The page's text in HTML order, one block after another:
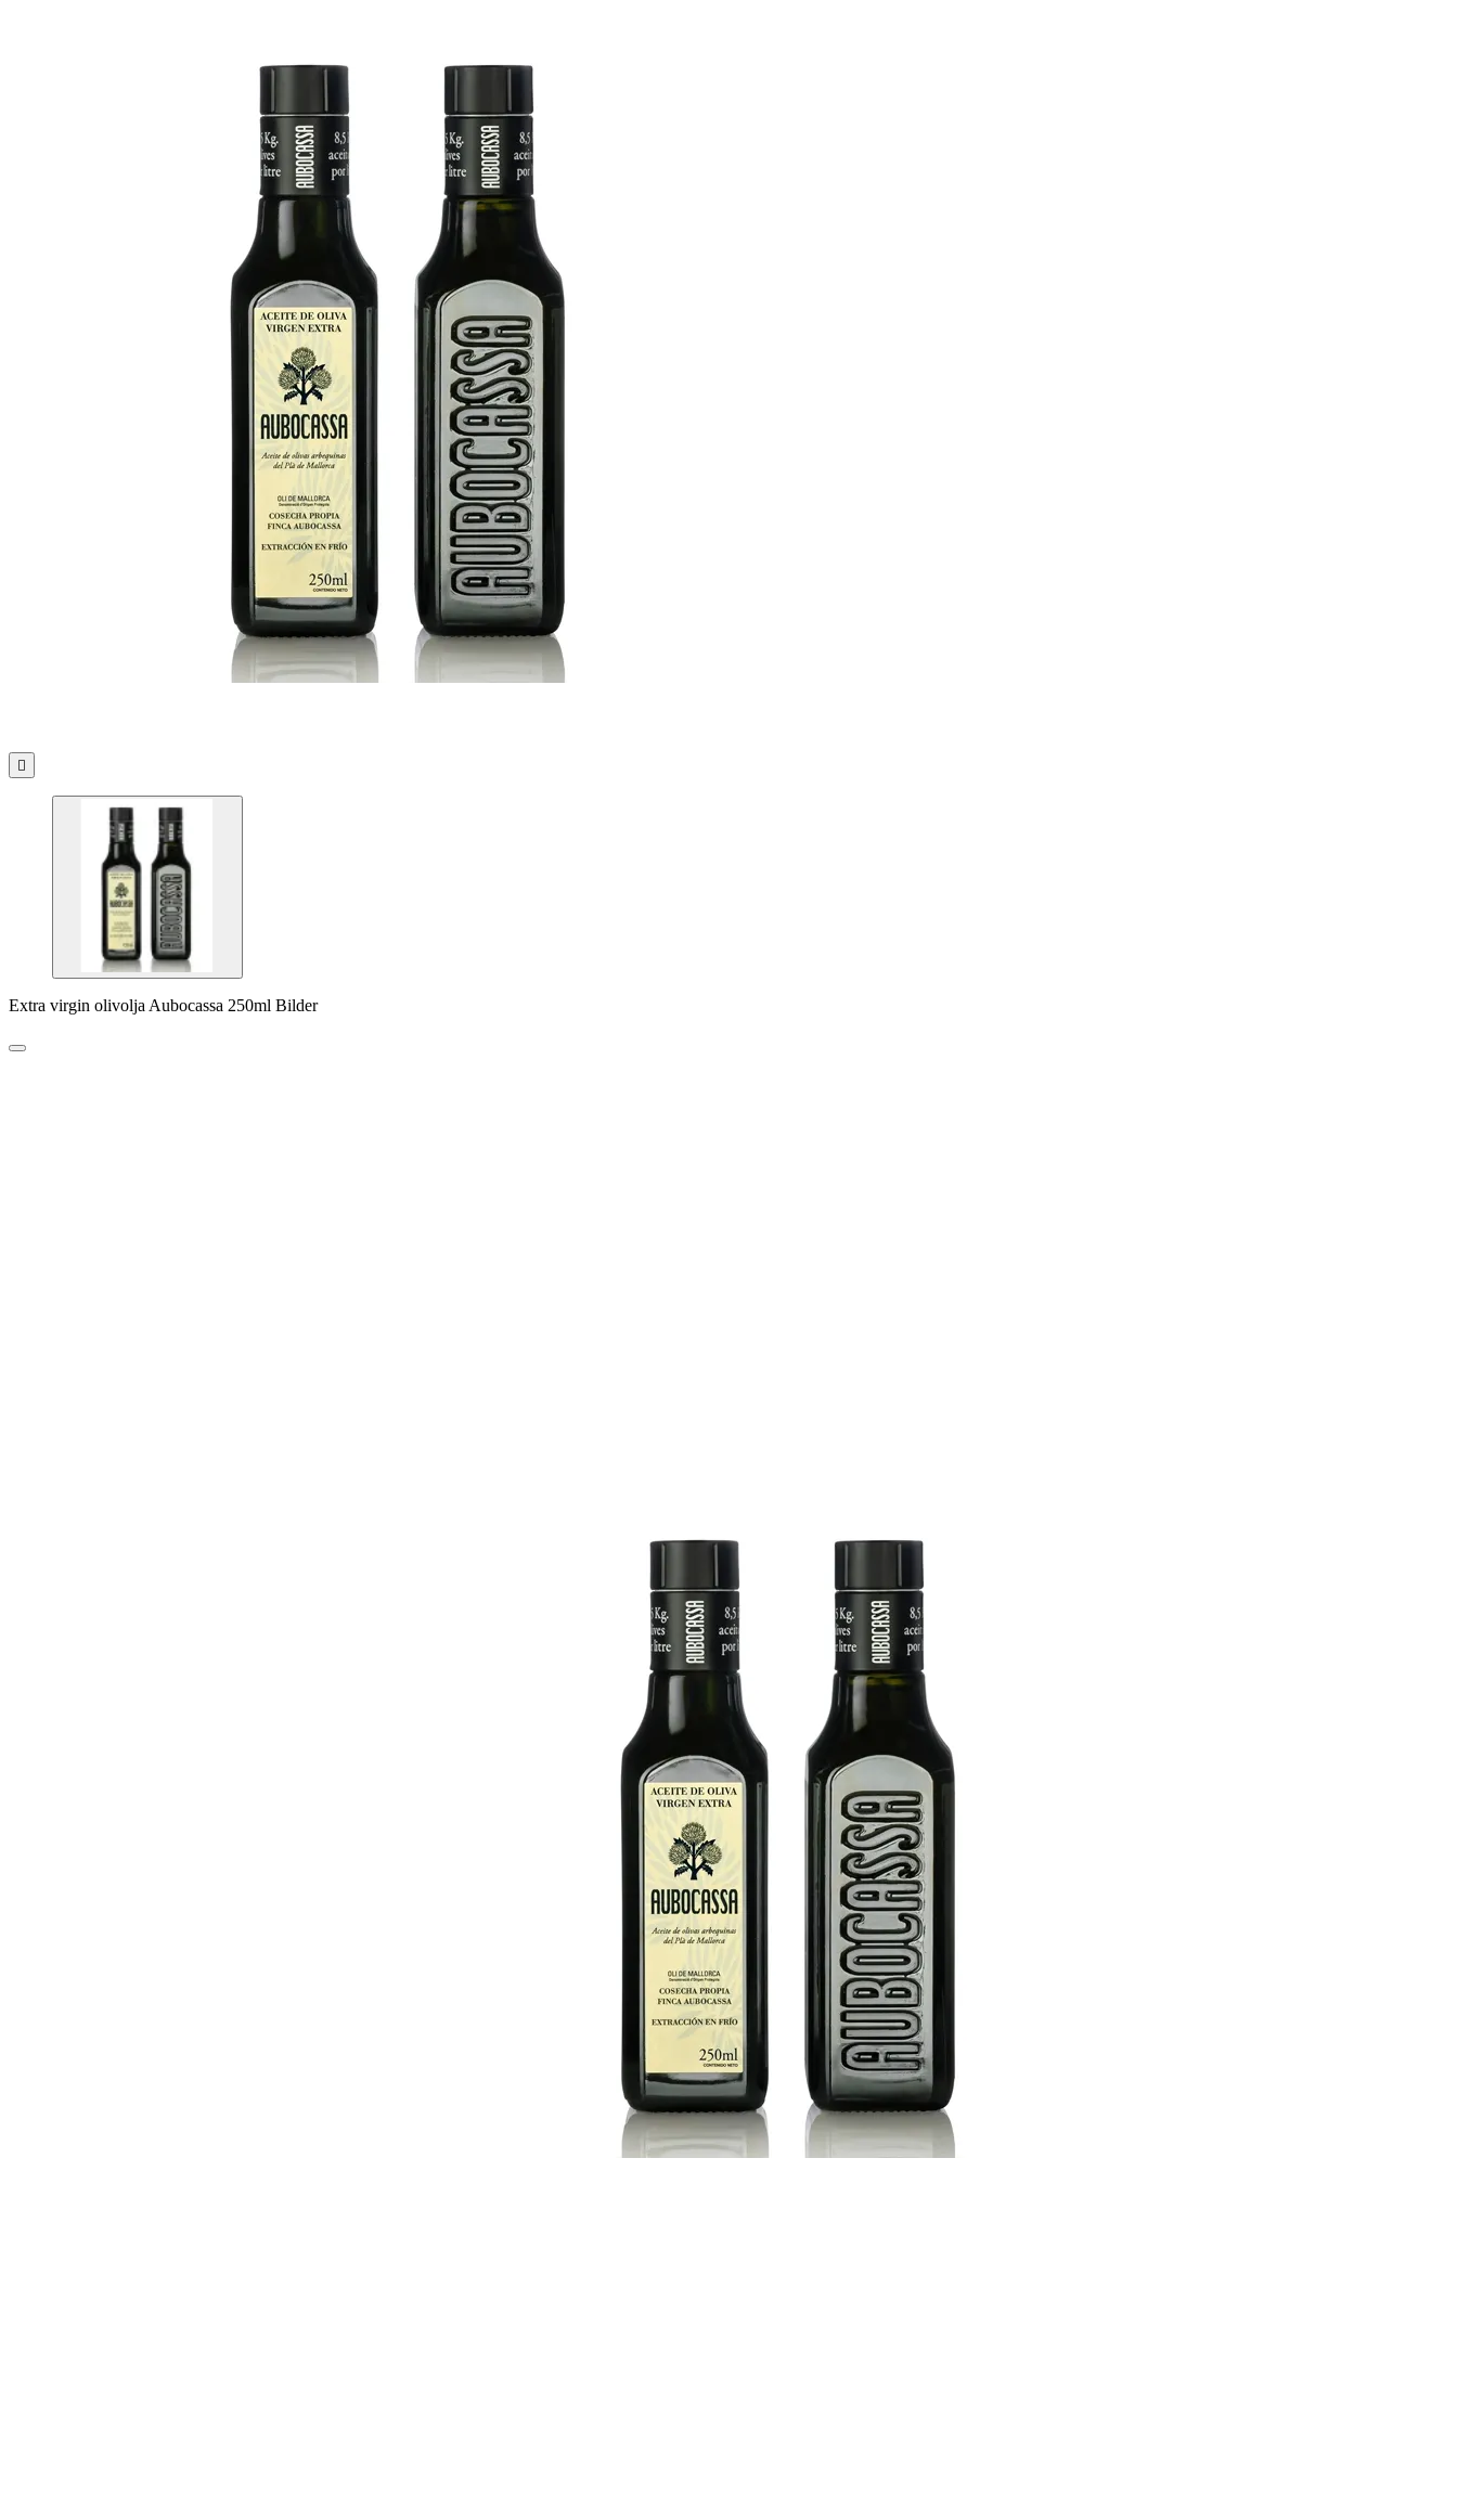

Extra virgin olivolja Aubocassa 250ml Bilder